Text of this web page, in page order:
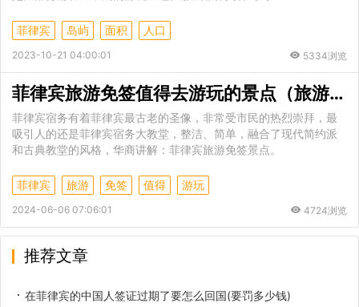
菲律宾 岛屿 面积 人口
2023-10-21 04:00:01 5334浏览
菲律宾旅游免签值得去游玩的景点（旅游能办理落地签吗）
菲律宾宿务有着菲律宾最古老的圣像，非常受市民的热烈崇拜，最
吸引人的还是菲律宾宿务大教堂，整洁、简单，融合了现代简约派
和古典教堂的风格，华商讲解：菲律宾旅游免签景点。
菲律宾 旅游 免签 值得 游玩
2024-06-06 07:06:01 4724浏览
推荐文章
在菲律宾的中国人签证过期了要怎么回国(要罚多少钱)